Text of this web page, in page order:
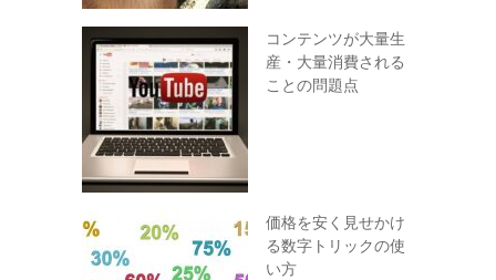
コンテンツが大量生
産・大量消費される
ことの問題点
価格を安く見せかけ
る数字トリックの使
い方